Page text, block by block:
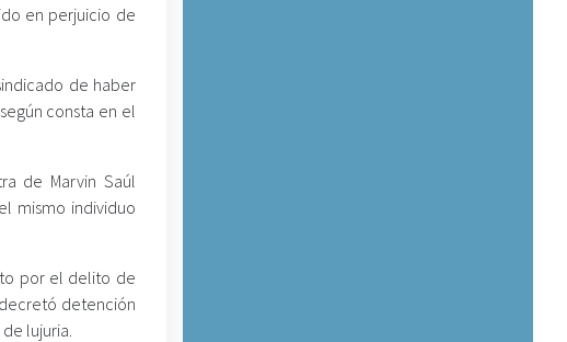
en perjuicio de
de haber
consta en el
de Marvin Saúl
mismo individuo
por el delito de
detención
lujuria.